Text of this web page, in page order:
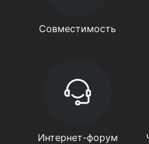
Совместимость
Интернет-форум